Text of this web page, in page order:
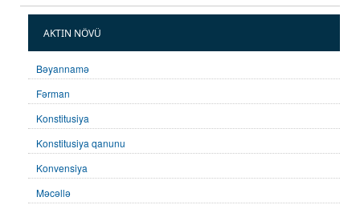
AKTIN NÖVÜ
Bəyannamə
Fərman
Konstitusiya
Konstitusiya qanunu
Konvensiya
Məcəllə